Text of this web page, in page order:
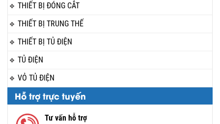
THIẾT BỊ ĐÓNG CẮT
THIẾT BỊ TRUNG THẾ
THIẾT BỊ TỦ ĐIỆN
TỦ ĐIỆN
VỎ TỦ ĐIỆN
Hỗ trợ trực tuyến
Tư vấn hỗ trợ